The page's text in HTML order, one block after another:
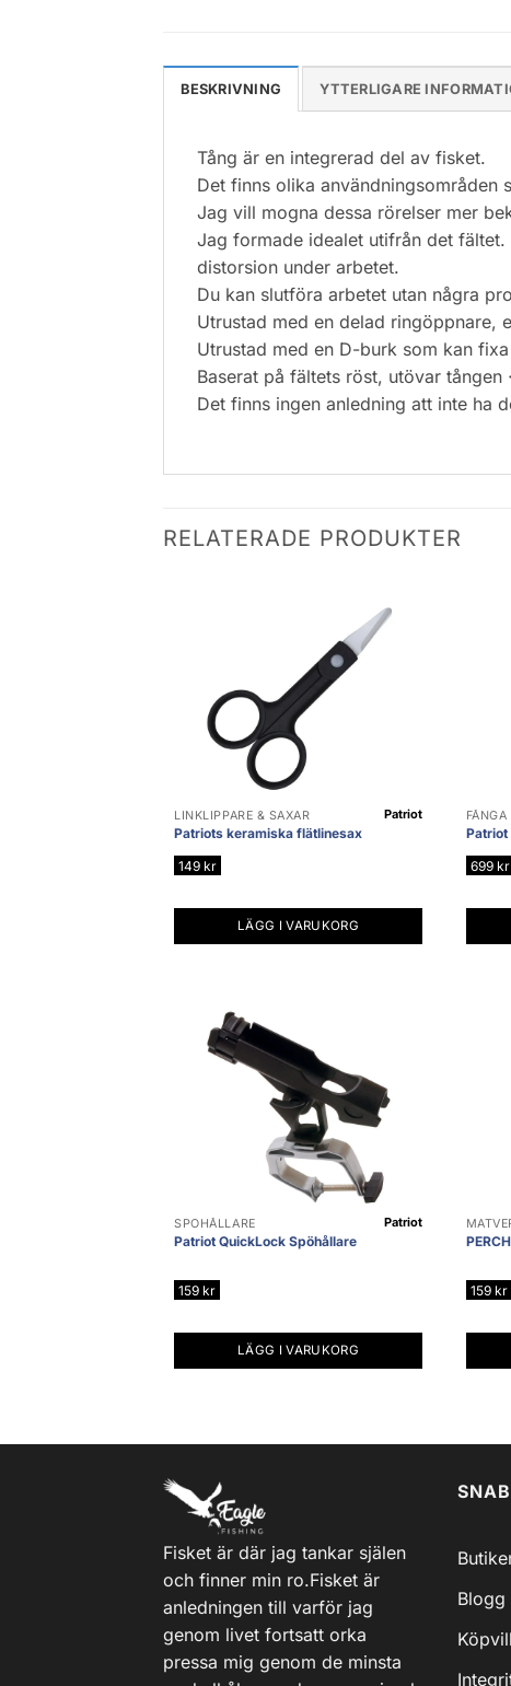
BESKRIVNING YTTERLIGARE
Tång är en integrerad del av fisket.
Det finns olika användningsområden
Jag vill mogna dessa rörelser mer
Jag formade idealet utifrån det
distorsion under arbetet.
Du kan slutföra arbetet utan några
Utrustad med en delad ringöppnare,
Utrustad med en D-burk som kan
Baserat på fältets röst, utövar
Det finns ingen anledning att inte ha
RELATERADE PRODUKTER
LINKLIPPARE & SAXAR
Patriots keramiska flätlinesax
Patriot
149 kr
LÄGG I VARUKORG
FÅNGA
Patriot
699 kr
SPÖHÅLLARE
Patriot QuickLock Spöhållare
Patriot
159 kr
LÄGG I VARUKORG
159 kr
Fisket är där jag tankar själen
och finner min ro.Fisket är
anledningen till varför jag
genom livet fortsatt orka
pressa mig genom de minsta
Blogg